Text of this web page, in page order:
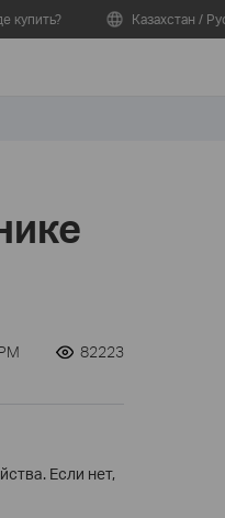
купить? Казахстан /
82223
Если нет,